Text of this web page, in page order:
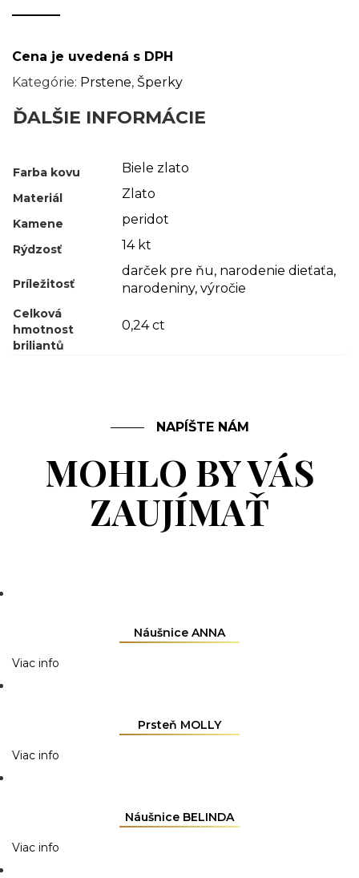
KONTAKT
Cena je uvedená s DPH
Kategórie: Prstene, Šperky
ĎALŠIE INFORMÁCIE
Farba kovu Biele zlato
Materiál Zlato
Kamene peridot
Rýdzosť 14 kt
Príležitosť
darček pre ňu, narodenie dieťaťa,
narodeniny, výročie
Celková
hmotnost
briliantů
0,24 ct
NAPÍŠTE NÁM
MOHLO BY VÁS
ZAUJÍMAŤ
Náušnice ANNA
Viac info
Prsteň MOLLY
Viac info
Náušnice BELINDA
Viac info